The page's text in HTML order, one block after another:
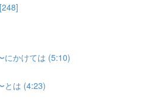
にかけては (5:10)
とは (4:23)